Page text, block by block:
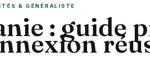
& GÉNÉRALISTE
: guide